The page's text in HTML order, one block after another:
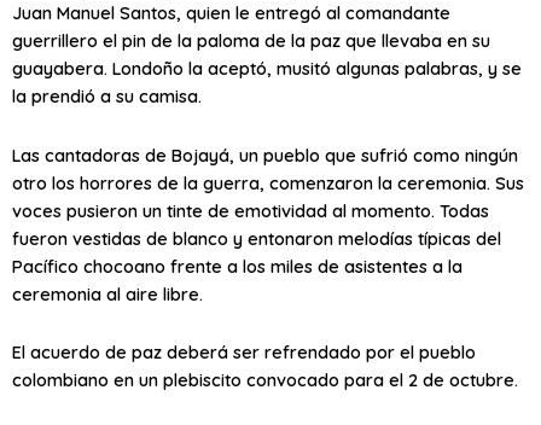
Juan Manuel Santos, quien le entregó al comandante
guerrillero el pin de la paloma de la paz que llevaba en su
guayabera. Londoño la aceptó, musitó algunas palabras, y se
la prendió a su camisa.
Las cantadoras de Bojayá, un pueblo que sufrió como ningún
otro los horrores de la guerra, comenzaron la ceremonia. Sus
voces pusieron un tinte de emotividad al momento. Todas
fueron vestidas de blanco y entonaron melodías típicas del
Pacífico chocoano frente a los miles de asistentes a la
ceremonia al aire libre.
El acuerdo de paz deberá ser refrendado por el pueblo
colombiano en un plebiscito convocado para el 2 de octubre.